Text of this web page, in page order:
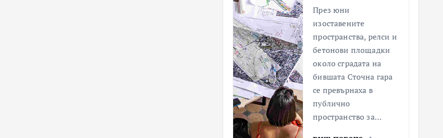
През юни
изоставените
пространства, релси и
бетонови площадки
около сградата на
бившата Сточна гара
се превърнаха в
публично
пространство за…